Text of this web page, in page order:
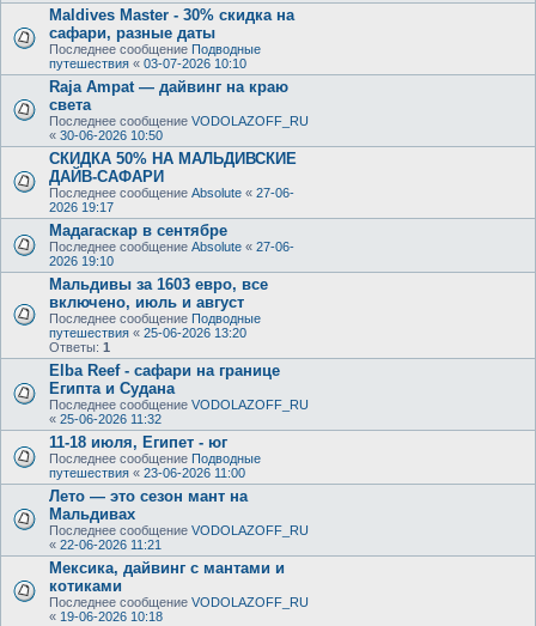
Maldives Master - 30% скидка на
сафари, разные даты
Последнее сообщение Подводные
путешествия « 03-07-2026 10:10
Raja Ampat — дайвинг на краю
света
Последнее сообщение VODOLAZOFF_RU
« 30-06-2026 10:50
СКИДКА 50% НА МАЛЬДИВСКИЕ
ДАЙВ-САФАРИ
Последнее сообщение Absolute « 27-06-
2026 19:17
Мадагаскар в сентябре
Последнее сообщение Absolute « 27-06-
2026 19:10
Мальдивы за 1603 евро, все
включено, июль и август
Последнее сообщение Подводные
путешествия « 25-06-2026 13:20
Ответы: 1
Elba Reef - сафари на границе
Египта и Судана
Последнее сообщение VODOLAZOFF_RU
« 25-06-2026 11:32
11-18 июля, Египет - юг
Последнее сообщение Подводные
путешествия « 23-06-2026 11:00
Лето — это сезон мант на
Мальдивах
Последнее сообщение VODOLAZOFF_RU
« 22-06-2026 11:21
Мексика, дайвинг с мантами и
котиками
Последнее сообщение VODOLAZOFF_RU
« 19-06-2026 10:18